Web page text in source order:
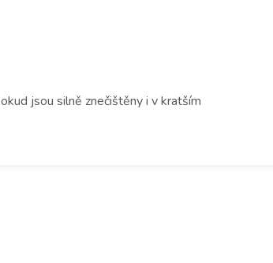
jsou silně znečištěny i v kratším